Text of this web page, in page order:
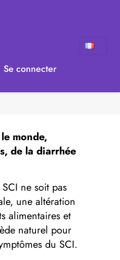
Se connecter
monde,
de la diarrhée
ne soit pas
une altération
alimentaires et
naturel pour
du SCI.